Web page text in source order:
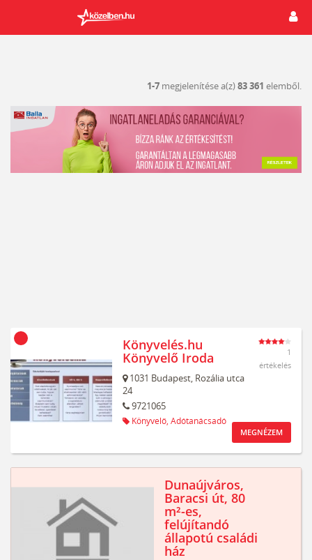
1-7 megjelenítése a(z)83 361 elemből.
Könyvelés.hu
Könyvelő Iroda
1031 Budapest, Rozália utca
24
9721065
Könyvelő, Adótanácsadó
1
értékelés
MEGNÉZEM
Dunaújváros,
Baracsi út, 80
m²-es,
felújítandó
állapotú családi
ház